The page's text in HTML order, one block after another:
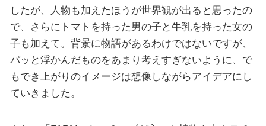
したが、人物も加えたほうが世界観が出ると思ったの
で、さらにトマトを持った男の子と牛乳を持った女の
子も加えて。背景に物語があるわけではないですが、
パッと浮かんだものをあまり考えすぎないように、で
もでき上がりのイメージは想像しながらアイデアにし
ていきました。